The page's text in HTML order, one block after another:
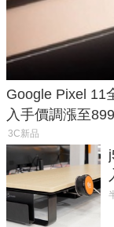
Google Pixel 11
入手價調漲至
3C新品